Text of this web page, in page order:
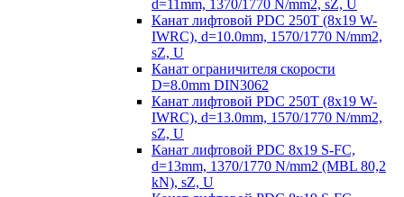
d=11mm, 1370/1770 N/mm2, sZ, U
Канат лифтовой PDC 250T (8x19 W-
IWRC), d=10.0mm, 1570/1770 N/mm2,
sZ, U
Канат ограничителя скорости
D=8.0mm DIN3062
Канат лифтовой PDC 250T (8x19 W-
IWRC), d=13.0mm, 1570/1770 N/mm2,
sZ, U
Канат лифтовой PDC 8х19 S-FC,
d=13mm, 1370/1770 N/mm2 (MBL 80,2
kN), sZ, U